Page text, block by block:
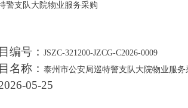
警支队大院物业服务采购
编号： JSZC-321200-JZCG-C2026-0009
名称： 泰州市公安局巡特警支队大院物业服务
05-25